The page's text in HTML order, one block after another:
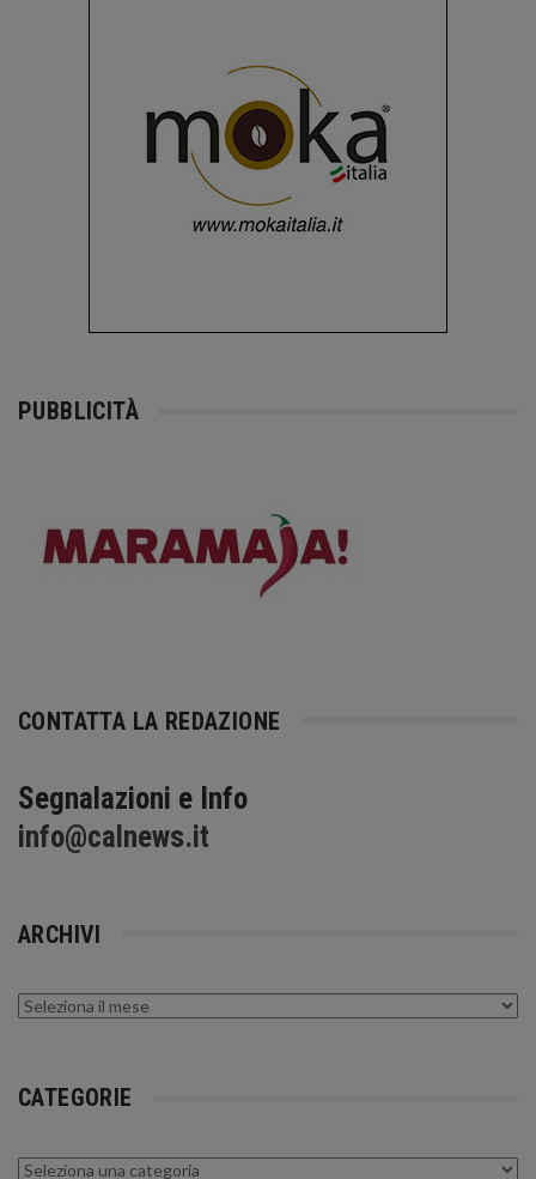
PUBBLICITÀ
CONTATTA LA REDAZIONE
Segnalazioni e Info
info@calnews.it
ARCHIVI
Archivi
CATEGORIE
Categorie